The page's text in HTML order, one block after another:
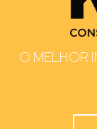
O MELHOR